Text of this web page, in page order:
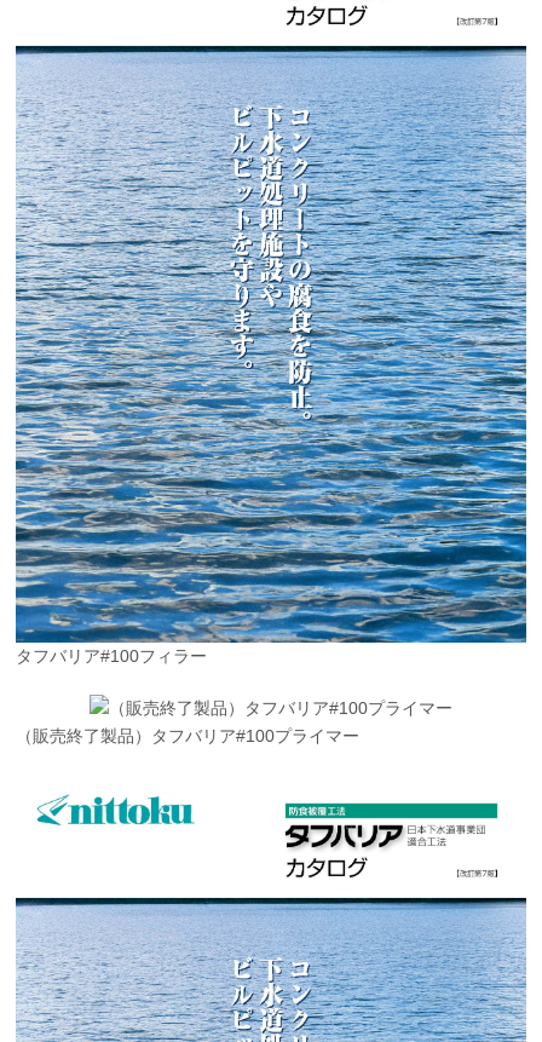
タフバリア#100フィラー
（販売終了製品）タフバリア#100プライマー